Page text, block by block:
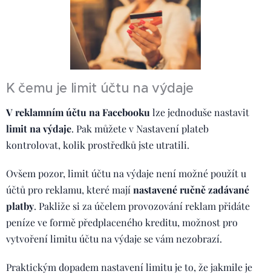
K čemu je limit účtu na výdaje
V reklamním účtu na Facebooku lze jednoduše nastavit
limit na výdaje. Pak můžete v Nastavení plateb
kontrolovat, kolik prostředků jste utratili.
Ovšem pozor, limit účtu na výdaje není možné použít u
účtů pro reklamu, které mají nastavené ručně zadávané
platby. Pakliže si za účelem provozování reklam přidáte
peníze ve formě předplaceného kreditu, možnost pro
vytvoření limitu účtu na výdaje se vám nezobrazí.
Praktickým dopadem nastavení limitu je to, že jakmile je